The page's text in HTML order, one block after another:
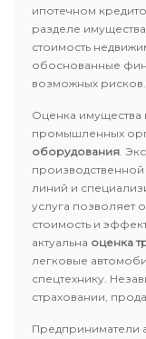
ипотечном
разделе
стоимость
обоснованные
возможных рисков.
Оценка имущества
промышленных
оборудования.
линий и
услуга позволяет
стоимость и
актуальна оценка
легковые
спецтехнику.
страховании,
Предприниматели